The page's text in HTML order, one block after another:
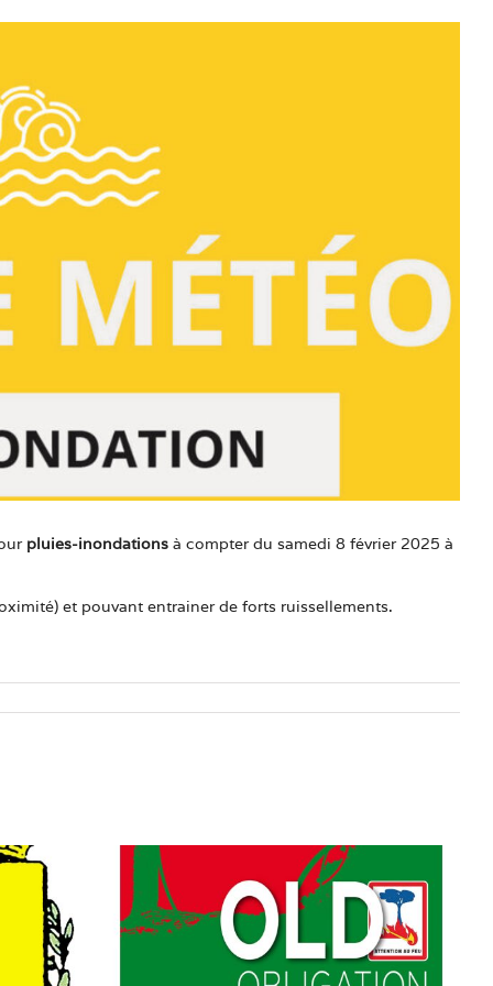
pluies-inondations à compter du samedi 8 février 2025 à
et pouvant entrainer de forts ruissellements.